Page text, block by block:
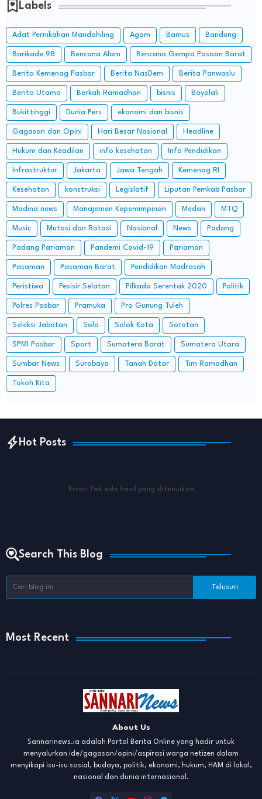
Labels
Adat Pernikahan Mandahiling Agam Bamus Bandung
Barikade 98 Bencana Alam Bencana Gempa Pasaan Barat
Berita Kemenag Pasbar Berita NasDem Berita Panwaslu
Berita Utama Berkah Ramadhan bisnis Boyolali
Bukittinggi Dunia Pers ekonomi dan bisnis
Gagasan dan Opini Hari Besar Nasional Headline
Hukum dan Keadilan info kesehatan Info Pendidikan
Infrastruktur Jakarta Jawa Tengah Kemenag RI
Kesehatan konstruksi Legislatif Liputan Pemkab Pasbar
Madina news Manajemen Kepemimpinan Medan MTQ
Music Mutasi dan Rotasi Nasional News Padang
Padang Pariaman Pandemi Covid-19 Pariaman
Pasaman Pasaman Barat Pendidikan Madrasah
Peristiwa Pesisir Selatan Pilkada Serentak 2020 Politik
Polres Pasbar Pramuka Pro Gunung Tuleh
Seleksi Jabatan Solo Solok Kota Sorotan
SPMI Pasbar Sport Sumatera Barat Sumatera Utara
Sumbar News Surabaya Tanah Datar Tim Ramadhan
Tokoh Kita
Hot Posts
Error: Tak ada hasil yang ditemukan
Search This Blog
Most Recent
About Us
Sannarinews.ia adalah Portal Berita Online yang hadir untuk
menyalurkan ide/gagasan/opini/aspirasi warga netizen dalam
menyikapi isu-isu sosial, budaya, politik, ekonomi, hukum, HAM di lokal,
nasional dan dunia internasional.